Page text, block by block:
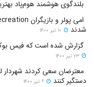
بلندگوی هوشمند هوم‌پاد
شدند
گزارش شده است که فیس
معترضان سعی کردند شهردار
دستگیر کنند